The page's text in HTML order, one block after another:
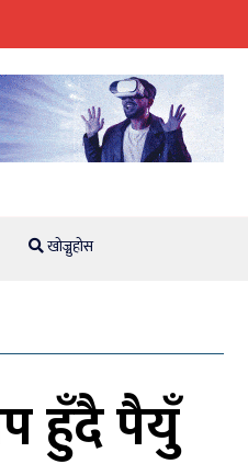
खोज्नुहोस
हुँदै पैयुँ